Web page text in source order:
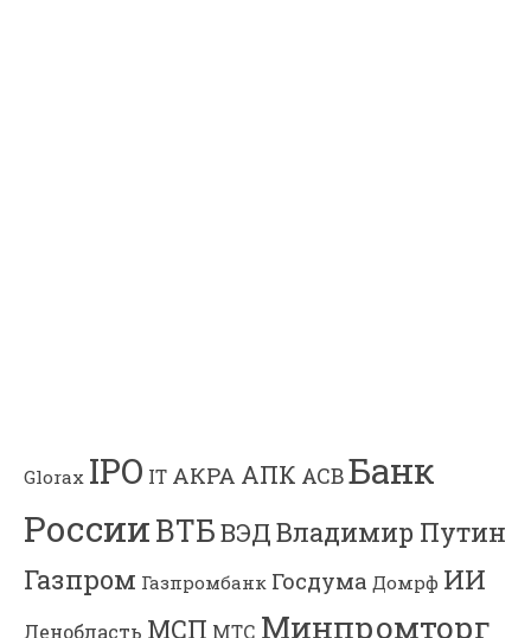
Glorax IPO IT АКРА АПК АСВБанк
РоссииВТБВЭДВладимир Путин
Газпром Газпромбанк Госдума Домрф ИИ
Ленобласть МСП МТС Минпромторг